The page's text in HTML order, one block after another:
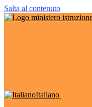
Salta al contenuto
Italiano